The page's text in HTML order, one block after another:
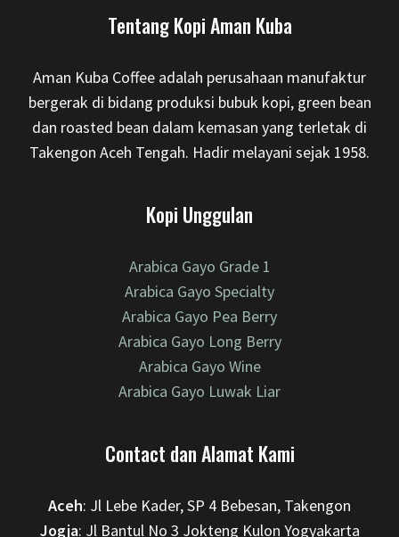
Tentang Kopi Aman Kuba
Aman Kuba Coffee adalah perusahaan manufaktur
bergerak di bidang produksi bubuk kopi, green bean
dan roasted bean dalam kemasan yang terletak di
Takengon Aceh Tengah. Hadir melayani sejak 1958.
Kopi Unggulan
Arabica Gayo Grade 1
Arabica Gayo Specialty
Arabica Gayo Pea Berry
Arabica Gayo Long Berry
Arabica Gayo Wine
Arabica Gayo Luwak Liar
Contact dan Alamat Kami
Aceh: Jl Lebe Kader, SP 4 Bebesan, Takengon
Jogja: Jl Bantul No 3 Jokteng Kulon Yogyakarta